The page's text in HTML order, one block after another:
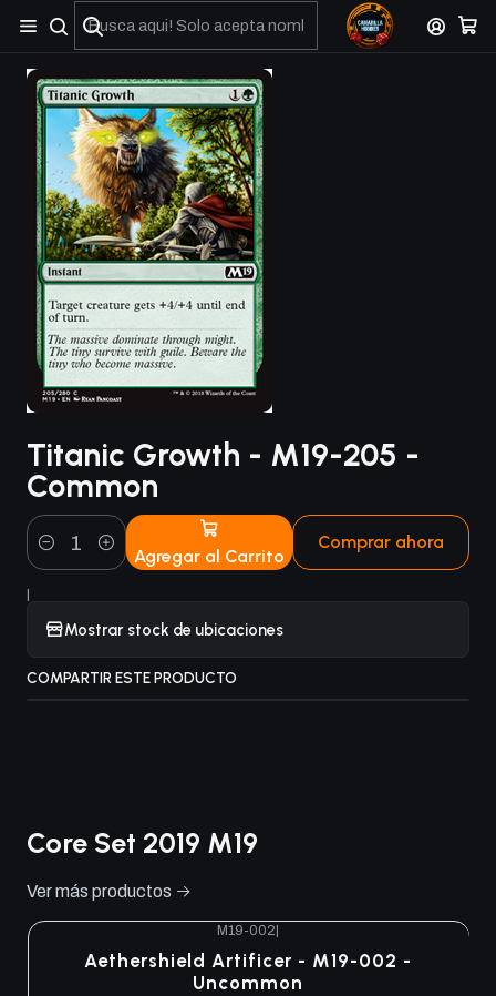
No olviden reportar sus depositos y transferencias por Whatsapp
Titanic Growth - M19-205 -
Common
Cantidad Agregar al Carrito
Comprar ahora
|
Mostrar stock de ubicaciones
COMPARTIR ESTE PRODUCTO
Core Set 2019 M19
Ver más productos
M19-002
Aethershield Artificer - M19-002 -
Uncommon